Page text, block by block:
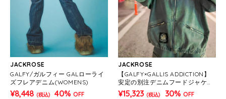
JACKROSE
GALFY/ガルフィー GALローライ
ズフレアデニム(WOMENS)
¥8,448 (税込) 40% OFF
JACKROSE
【GALFY×GALLIS ADDICTION】
安定の別注デニムフードジャケッ
ト*セットアップ対応(MENS)
¥15,323 (税込) 30% OFF